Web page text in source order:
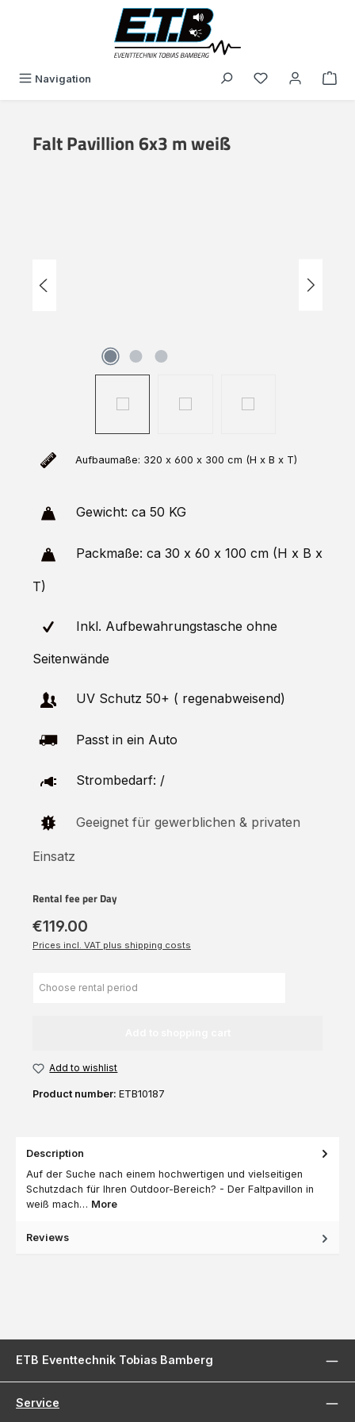
Navigation You have 0
Falt Pavillion 6x3 m weiß
Aufbaumaße: 320 x 600 x 300 cm (H x B x T)
Gewicht: ca 50 KG
Packmaße: ca 30 x 60 x 100 cm (H x B x
T)
Inkl. Aufbewahrungstasche ohne
Seitenwände
UV Schutz 50+ ( regenabweisend)
Passt in ein Auto
Strombedarf: /
Geeignet für gewerblichen & privaten
Einsatz
Rental fee per Day
€119.00
Prices incl. VAT plus shipping costs
Add to wishlist
Product number: ETB10187
Description
Auf der Suche nach einem hochwertigen und vielseitigen
Schutzdach für Ihren Outdoor-Bereich? - Der Faltpavillon in
weiß mach… More
Reviews
ETB Eventtechnik Tobias Bamberg
Service